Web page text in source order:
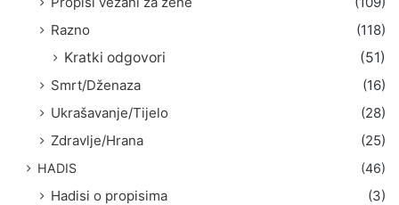
Razno
(118)
Kratki odgovori
(51)
Smrt/Dženaza
(16)
Ukrašavanje/Tijelo
(28)
Zdravlje/Hrana
(25)
HADIS (46)
Hadisi o propisima
(3)